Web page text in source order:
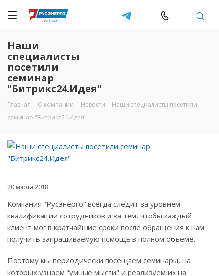
Наши
специалисты
посетили
семинар
"Битрикс24.Идея"
Главная - О компании - Новости - Наши специалисты посетили
семинар "Битрикс24.Идея"
20 марта 2018
Компания "Русэнерго" всегда следит за уровнем
квалификации сотрудников и за тем, чтобы каждый
клиент мог в кратчайшие сроки после обращения к нам
получить запрашиваемую помощь в полном объеме.
Поэтому мы периодически посещаем семинары, на
которых узнаем "умные мысли" и реализуем их на